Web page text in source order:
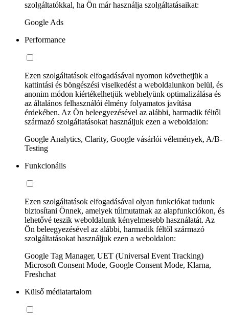
szolgáltatókkal, ha Ön már használja szolgáltatásaikat:
Google Ads
Performance
Ezen szolgáltatások elfogadásával nyomon követhetjük a
kattintási és böngészési viselkedést a weboldalunkon belül, és
anonim módon kiértékelhetjük webhelyünk optimalizálása és
az általános felhasználói élmény folyamatos javítása
érdekében. Az Ön beleegyezésével az alábbi, harmadik féltől
származó szolgáltatásokat használjuk ezen a weboldalon:
Google Analytics, Clarity, Google vásárlói vélemények, A/B-
Testing
Funkcionális
Ezen szolgáltatások elfogadásával olyan funkciókat tudunk
biztosítani Önnek, amelyek túlmutatnak az alapfunkciókon, és
lehetővé teszik weboldalunk kényelmesebb használatát. Az
Ön beleegyezésével az alábbi, harmadik féltől származó
szolgáltatásokat használjuk ezen a weboldalon:
Google Tag Manager, UET (Universal Event Tracking)
Microsoft Consent Mode, Google Consent Mode, Klarna,
Freshchat
Külső médiatartalom